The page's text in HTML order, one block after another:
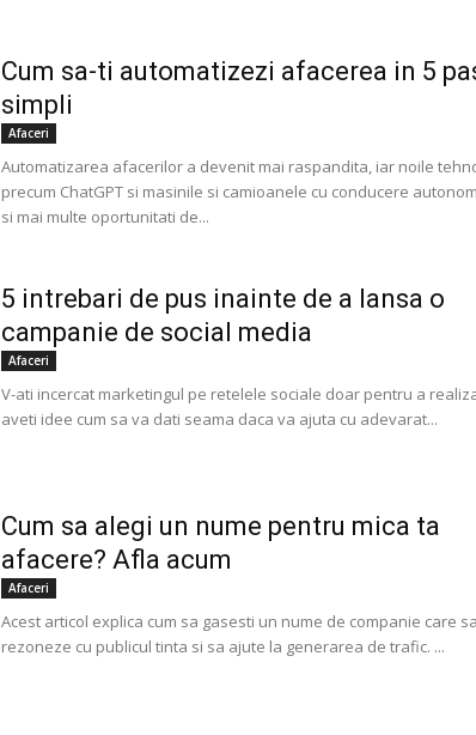
Cum sa-ti automatizezi afacerea in 5
simpli
Afaceri
Automatizarea afacerilor a devenit mai raspandita, iar noile
precum ChatGPT si masinile si camioanele cu conducere
si mai multe oportunitati de...
5 intrebari de pus inainte de a lansa o
campanie de social media
Afaceri
V-ati incercat marketingul pe retelele sociale doar pentru a
aveti idee cum sa va dati seama daca va ajuta cu adevarat...
Cum sa alegi un nume pentru mica ta
afacere? Afla acum
Afaceri
Acest articol explica cum sa gasesti un nume de companie care sa
rezoneze cu publicul tinta si sa ajute la generarea de trafic. ...